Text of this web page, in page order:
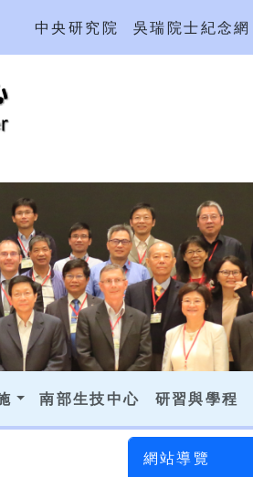
中央研究院 吳瑞院士紀念網
南部生技中心 研習與學程
網站導覽